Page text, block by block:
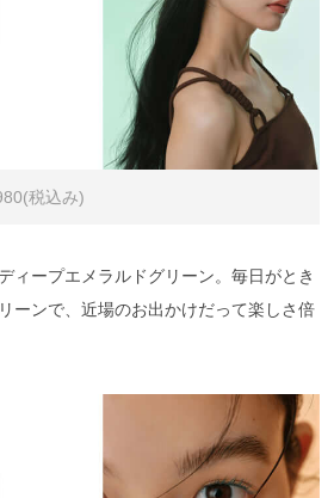
税込み)
ィープエメラルドグリーン。毎日がとき
ーンで、近場のお出かけだって楽しさ倍